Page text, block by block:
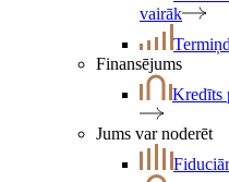
vairāk
Finansējums
Kredīts
Jums var noderēt